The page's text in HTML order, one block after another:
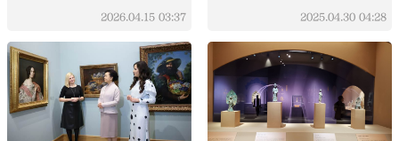
2026.04.15 03:37 2025.04.30 04:28